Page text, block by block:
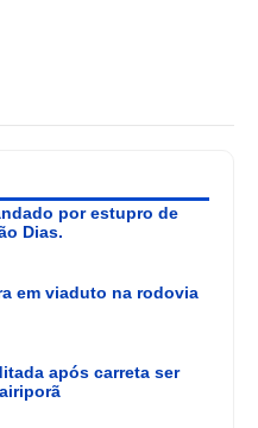
por estupro de
Dias.
em viaduto na rodovia
após carreta ser